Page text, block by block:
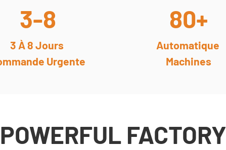
3-8
3 À 8 Jours
Urgente
80+
Automatique
Machines
POWERFUL FACTORY